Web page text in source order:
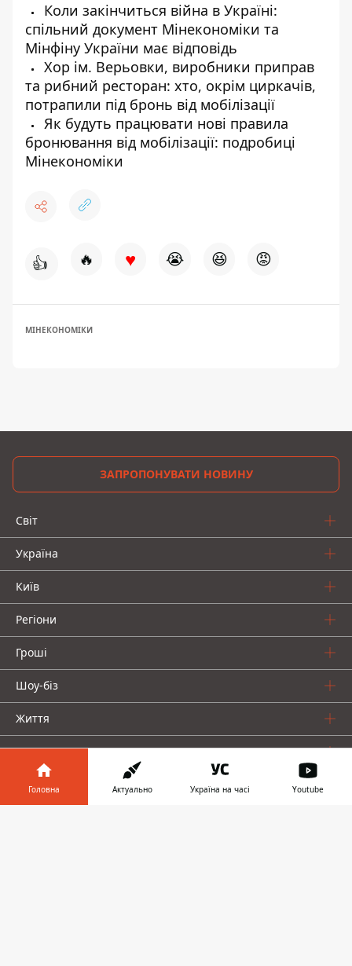
Коли закінчиться війна в Україні:
спільний документ Мінекономіки та
Мінфіну України має відповідь
Хор ім. Верьовки, виробники приправ
та рибний ресторан: хто, окрім циркачів,
потрапили під бронь від мобілізації
Як будуть працювати нові правила
бронювання від мобілізації: подробиці
Мінекономіки
👍 🔥 ♥ 😭 😆 😡
МІНЕКОНОМІКИ
ЗАПРОПОНУВАТИ НОВИНУ
Світ
Україна
Київ
Регіони
Гроші
Шоу-біз
Життя
Про нас
Головна Актуально Україна на часі Youtube